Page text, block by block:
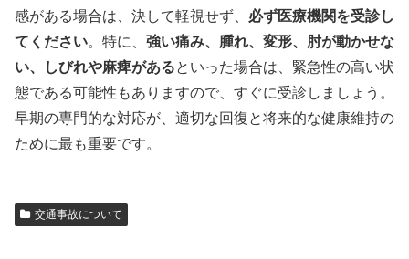
感がある場合は、決して軽視せず、 必ず医療機関を受診し
てください。特に、 強い痛み、腫れ、変形、肘が動かせな
い、しびれや麻痺があるといった場合は、緊急性の高い状
態である可能性もありますので、すぐに受診しましょう。
早期の専門的な対応が、適切な回復と将来的な健康維持の
ために最も重要です。
交通事故について